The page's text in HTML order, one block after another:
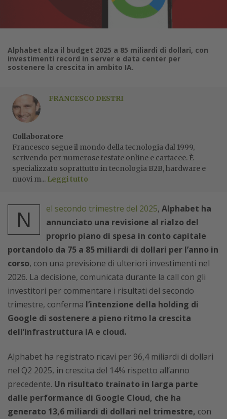
Alphabet alza il budget 2025 a 85 miliardi di dollari, con
investimenti record in server e data center per
sostenere la crescita in ambito IA.
FRANCESCO DESTRI
Collaboratore
Francesco segue il mondo della tecnologia dal 1999,
scrivendo per numerose testate online e cartacee. È
specializzato soprattutto in tecnologia B2B, hardware e
nuovi m... Leggi tutto
N el secondo trimestre del 2025, Alphabet ha
annunciato una revisione al rialzo del
proprio piano di spesa in conto capitale
portandolo da 75 a 85 miliardi di dollari per l’anno in
corso, con una previsione di ulteriori investimenti nel
2026. La decisione, comunicata durante la call con gli
investitori per commentare i risultati del secondo
trimestre, conferma l’intenzione della holding di
Google di sostenere a pieno ritmo la crescita
dell’infrastruttura IA e cloud.
Alphabet ha registrato ricavi per 96,4 miliardi di dollari
nel Q2 2025, in crescita del 14% rispetto all’anno
precedente. Un risultato trainato in larga parte
dalle performance di Google Cloud, che ha
generato 13,6 miliardi di dollari nel trimestre, con